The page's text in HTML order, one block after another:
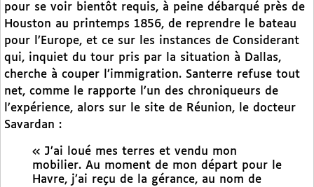
pour se voir bientôt requis, à peine débarqué près de
Houston au printemps 1856, de reprendre le bateau
pour l’Europe, et ce sur les instances de Considerant
qui, inquiet du tour pris par la situation à Dallas,
cherche à couper l’immigration. Santerre refuse tout
net, comme le rapporte l’un des chroniqueurs de
l’expérience, alors sur le site de Réunion, le docteur
Savardan :
« J’ai loué mes terres et vendu mon
mobilier. Au moment de mon départ pour le
Havre, j’ai reçu de la gérance, au nom de